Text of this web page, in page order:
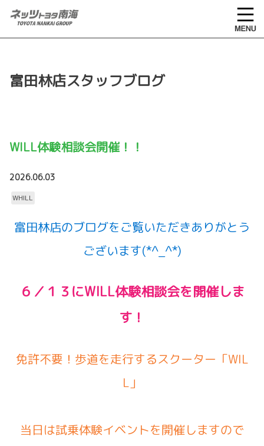
富田林店スタッフブログ
WILL体験相談会開催！！
2026.06.03
WHILL
富田林店のブログをご覧いただきありがとう
ございます(*^_^*)
６／１３にWILL体験相談会を開催しま
す！
免許不要！歩道を走行するスクーター「WIL
L」
当日は試乗体験イベントを開催しますので